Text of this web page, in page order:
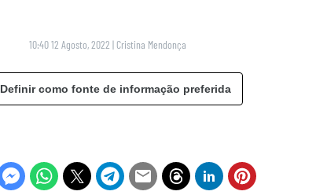
10:40 12 Agosto, 2022 | Cristina Mendonça
Definir como fonte de informação preferida